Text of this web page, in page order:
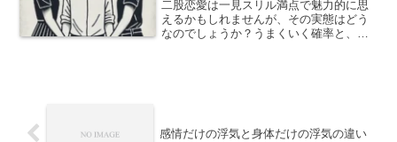
二股恋愛は一見スリル満点で魅力的に思
えるかもしれませんが、その実態はどう
なのでしょうか？うまくいく確率と、避
感情だけの浮気と身体だけの浮気の違い